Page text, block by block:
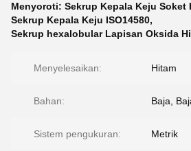
Menyoroti: Sekrup Kepala Keju Soket
Sekrup Kepala Keju ISO14580,
Sekrup hexalobular Lapisan Oksida
Menyelesaikan: Hitam
Bahan: Baja,
Sistem pengukuran: Metrik